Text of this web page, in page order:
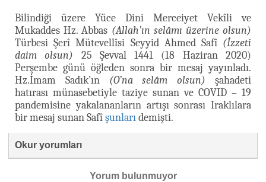
Bilindiği üzere Yüce Dini Merceiyet Vekîli ve
Mukaddes Hz. Abbas (Allah’ın selâmı üzerine olsun)
Türbesi Şerî Mütevellîsi Seyyid Ahmed Safî (İzzeti
daim olsun) 25 Şevval 1441 (18 Haziran 2020)
Perşembe günü öğleden sonra bir mesaj yayınladı.
Hz.İmam Sadık’ın (O’na selâm olsun) şahadeti
hatırası münasebetiyle taziye sunan ve COVID – 19
pandemisine yakalananların artışı sonrası Iraklılara
bir mesaj sunan Safîşunlarıdemişti.
Okur yorumları
Yorum bulunmuyor